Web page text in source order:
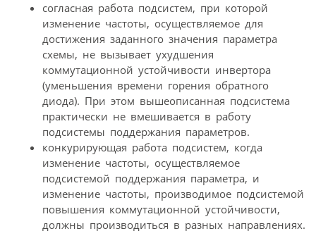
согласная работа подсистем, при которой
изменение частоты, осуществляемое для
достижения заданного значения параметра
схемы, не вызывает ухудшения
коммутационной устойчивости инвертора
(уменьшения времени горения обратного
диода). При этом вышеописанная подсистема
практически не вмешивается в работу
подсистемы поддержания параметров.
конкурирующая работа подсистем, когда
изменение частоты, осуществляемое
подсистемой поддержания параметра, и
изменение частоты, производимое подсистемой
повышения коммутационной устойчивости,
должны производиться в разных направлениях.